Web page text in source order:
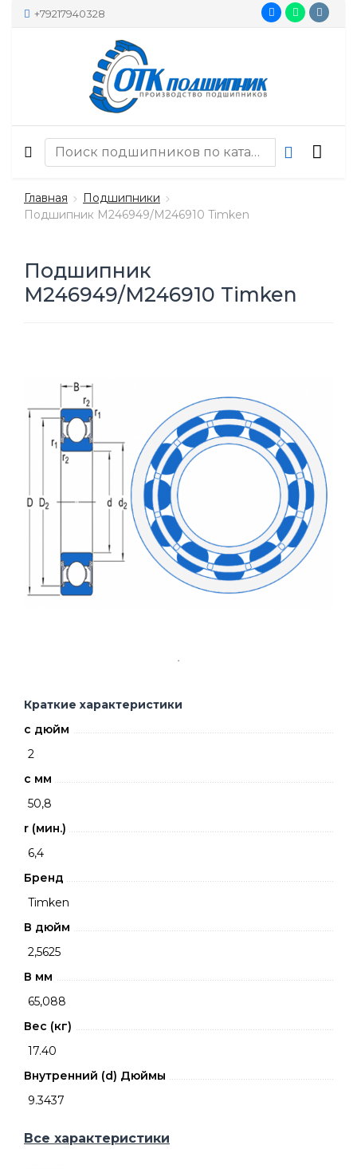
+79217940328
Главная
Подшипники
Подшипник M246949/M246910 Timken
Подшипник
M246949/M246910 Timken
Краткие характеристики
c дюйм
2
c мм
50,8
r (мин.)
6,4
Бренд
Timken
В дюйм
2,5625
В мм
65,088
Вес (кг)
17.40
Внутренний (d) Дюймы
9.3437
Все характеристики